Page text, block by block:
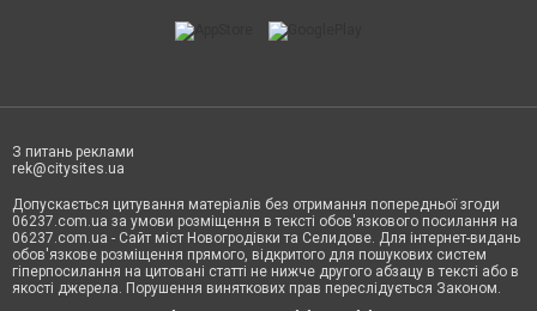
З питань реклами
rek@citysites.ua
Допускається цитування матеріалів без отримання попередньої згоди
06237.com.ua за умови розміщення в тексті обов'язкового посилання на
06237.com.ua - Сайт міст Новогродівки та Селидове. Для інтернет-видань
обов'язкове розміщення прямого, відкритого для пошукових систем
гіперпосилання на цитовані статті не нижче другого абзацу в тексті або в
якості джерела. Порушення виняткових прав переслідується Законом.